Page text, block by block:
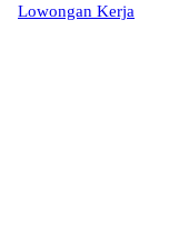
Lowongan Kerja